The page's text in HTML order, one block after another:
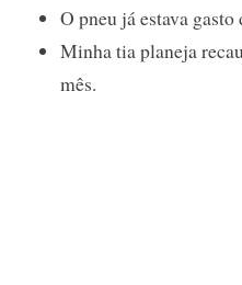
O pneu já estava
Minha tia planeja
mês.